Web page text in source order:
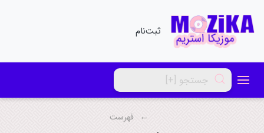
ثبت‌نام
فهرست